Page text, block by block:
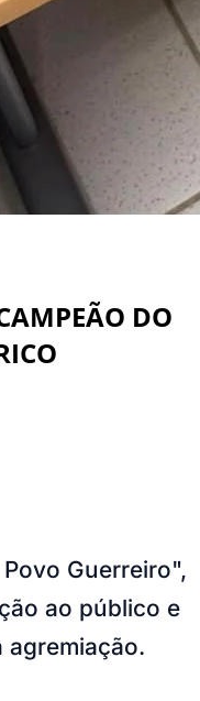
DO
Guerreiro",
ao público e